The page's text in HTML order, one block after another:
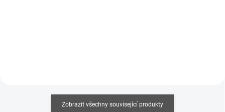
Zobrazit všechny související produkty